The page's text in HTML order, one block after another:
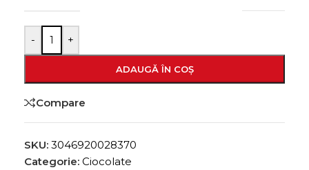
- +
ADAUGĂ ÎN COȘ
Compare
SKU: 3046920028370
Categorie: Ciocolate